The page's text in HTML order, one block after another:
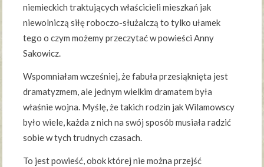
niemieckich traktujących właścicieli mieszkań jak
niewolniczą siłę roboczo-służalczą to tylko ułamek
tego o czym możemy przeczytać w powieści Anny
Sakowicz.
Wspomniałam wcześniej, że fabuła przesiąknięta jest
dramatyzmem, ale jednym wielkim dramatem była
właśnie wojna. Myślę, że takich rodzin jak Wilamowscy
było wiele, każda z nich na swój sposób musiała radzić
sobie w tych trudnych czasach.
To jest powieść, obok której nie można przejść